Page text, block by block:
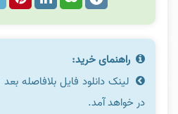
راهنمای خرید:
لینک دانلود فایل بلافاصله
در خواهد آمد.